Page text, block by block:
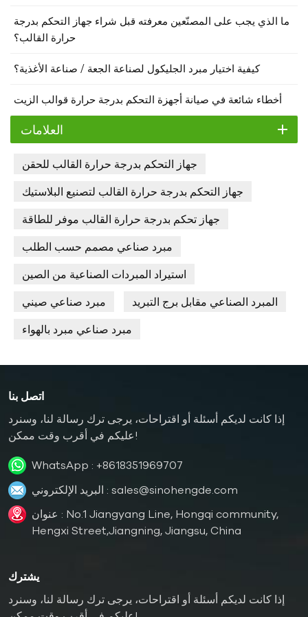
ما الذي يجب على المصنّعين معرفته قبل شراء جهاز التحكم بدرجة
حرارة القالب؟
كيفية اختيار مبرد الجليكول لصناعة الجعة / صناعة الأغذية؟
أخطاء شائعة في صيانة أجهزة التحكم بدرجة حرارة قوالب الزيت
العلامات
جهاز التحكم بدرجة حرارة القالب للحقن
جهاز التحكم بدرجة حرارة القالب لتصنيع البلاستيك
جهاز تحكم بدرجة حرارة القالب موفر للطاقة
مبرد صناعي مصمم حسب الطلب
استيراد المبردات الصناعية من الصين
مبرد صناعي صيني المبرد الصناعي مقابل برج التبريد
مبرد صناعي مبرد بالهواء
اتصل بنا
إذا كانت لديكم أسئلة أو اقتراحات، يرجى ترك رسالة لنا، وسنرد
عليكم في أقرب وقت ممكن!
WhatsApp : +8618351969707
البريد الإلكتروني : sales@sinohengde.com
عنوان : No.1 Jiangyang Line, Hongqi community,
Hengxi Street,Jiangning, Jiangsu, China
يشترك
إذا كانت لديكم أسئلة أو اقتراحات، يرجى ترك رسالة لنا، وسنرد